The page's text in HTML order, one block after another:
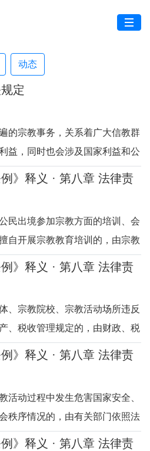
动态
定
的宗教事务，关系着广大信教群
益，同时也会涉及国家利益和公
公民宗教信仰自由权利的具体体
理。宗教界开展宗教活动，应当
《宗教事务条例》
》释义 · 第八章 法律责
民出境参加宗教方面的培训、会
自开展宗教教育培训的，由宗教
停止活动，可以并处2万元以上
在宗教院校以外的学校及其他教
、成立宗教组织、设
》释义 · 第八章 法律责
、宗教院校、宗教活动场所违反
、税收管理规定的，由财政、税
处罚；情节严重的，经财政、税
条是关于宗教团体、宗教院校、
财务、会计、资产
》释义 · 第八章 法律责
活动过程中发生危害国家安全、
秩序情况的，由有关部门依照法
主办的宗教团体、寺观教堂负有
》释义 · 第八章 法律责